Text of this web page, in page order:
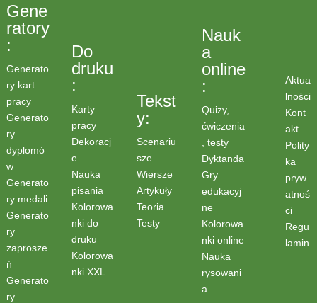
Gene
ratory
:
Generato
ry kart
pracy
Generato
ry
dyplomó
w
Generato
ry medali
Generato
ry
zaprosze
ń
Generato
ry
Do
druku
:
Karty
pracy
Dekoracj
e
Nauka
pisania
Kolorowa
nki do
druku
Kolorowa
nki XXL
Tekst
y:
Scenariu
sze
Wiersze
Artykuły
Teoria
Testy
Nauk
a
online
:
Quizy,
ćwiczenia
, testy
Dyktanda
Gry
edukacyj
ne
Kolorowa
nki online
Nauka
rysowani
a
Aktua
lności
Kont
akt
Polity
ka
pryw
atnoś
ci
Regu
lamin